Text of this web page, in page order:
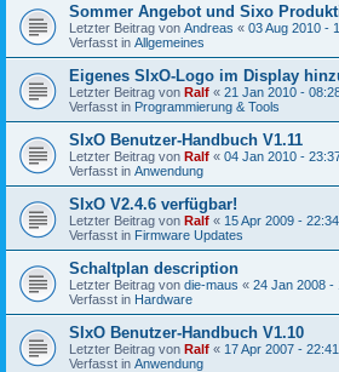
Sommer Angebot und Sixo
Letzter Beitrag von Andreas « 03 Aug 2010 -
Verfasst in Allgemeines
Eigenes SIxO-Logo im Display
Letzter Beitrag von Ralf « 21 Jan 2010 -
Verfasst in Programmierung & Tools
SIxO Benutzer-Handbuch V1.11
Letzter Beitrag von Ralf « 04 Jan 2010 -
Verfasst in Anwendung
SIxO V2.4.6 verfügbar!
Letzter Beitrag von Ralf « 15 Apr 2009 - 22:34
Verfasst in Firmware Updates
Schaltplan description
Letzter Beitrag von die-maus « 24 Jan 2008 -
Verfasst in Hardware
SIxO Benutzer-Handbuch V1.10
Letzter Beitrag von Ralf « 17 Apr 2007 - 22:41
Verfasst in Anwendung